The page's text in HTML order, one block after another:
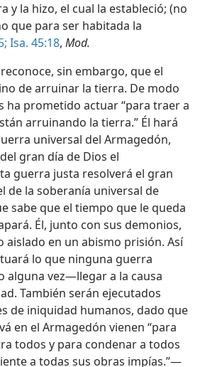
y la hizo, el cual la estableció; (no
que para ser habitada la
Isa. 45:18, Mod.
sin embargo, que el
de arruinar la tierra. De modo
ha prometido actuar “para traer a
arruinando la tierra.” Él hará
universal del Armagedón,
gran día de Dios el
guerra justa resolverá el gran
de la soberanía universal de
sabe que el tiempo que le queda
Él, junto con sus demonios,
aislado en un abismo prisión. Así
lo que ninguna guerra
alguna vez—llegar a la causa
También serán ejecutados
de iniquidad humanos, dado que
en el Armagedón vienen “para
todos y para condenar a todos
a todas sus obras impías.”—